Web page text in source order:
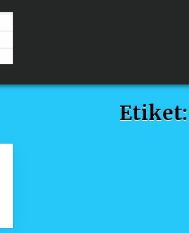
Etiket: